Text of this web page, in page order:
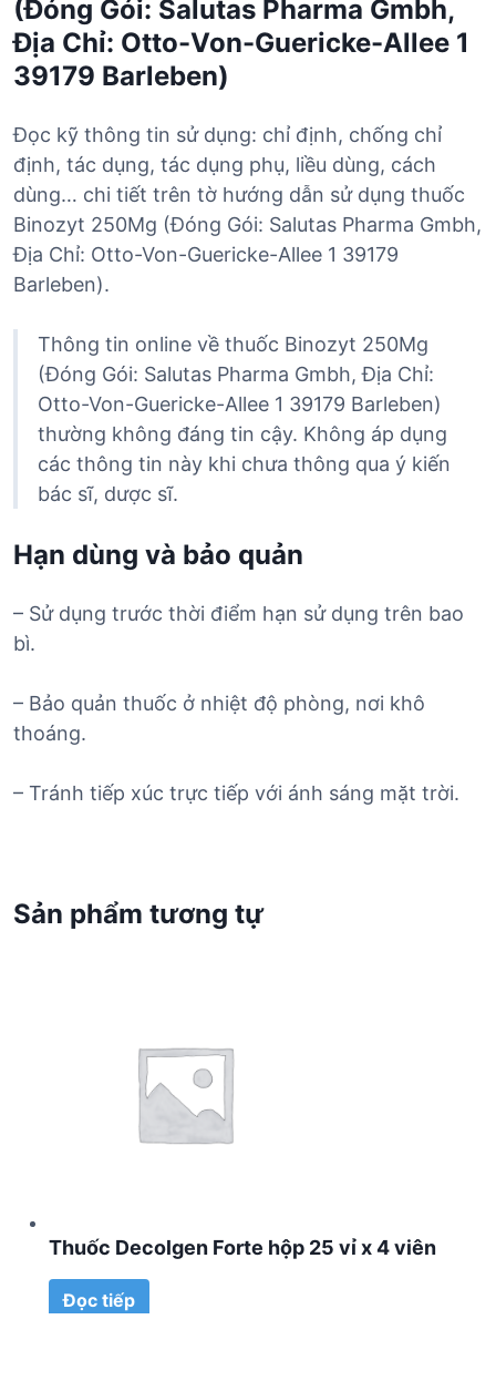
(Đóng Gói: Salutas Pharma Gmbh,
Địa Chỉ: Otto-Von-Guericke-Allee 1
39179 Barleben)
Đọc kỹ thông tin sử dụng: chỉ định, chống chỉ
định, tác dụng, tác dụng phụ, liều dùng, cách
dùng… chi tiết trên tờ hướng dẫn sử dụng thuốc
Binozyt 250Mg (Đóng Gói: Salutas Pharma Gmbh,
Địa Chỉ: Otto-Von-Guericke-Allee 1 39179
Barleben).
Thông tin online về thuốc Binozyt 250Mg
(Đóng Gói: Salutas Pharma Gmbh, Địa Chỉ:
Otto-Von-Guericke-Allee 1 39179 Barleben)
thường không đáng tin cậy. Không áp dụng
các thông tin này khi chưa thông qua ý kiến
bác sĩ, dược sĩ.
Hạn dùng và bảo quản
– Sử dụng trước thời điểm hạn sử dụng trên bao
bì.
– Bảo quản thuốc ở nhiệt độ phòng, nơi khô
thoáng.
– Tránh tiếp xúc trực tiếp với ánh sáng mặt trời.
Sản phẩm tương tự
Thuốc Decolgen Forte hộp 25 vỉ x 4 viên
Đọc tiếp